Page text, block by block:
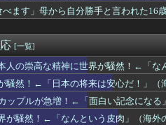
ラン競争で柵越えを連発「現役時代
少ないのは何故なんだ？母国ではみ
反応】
ャースは劇的サヨナラ負けで泥沼7連
【ポーランドボール】
ディングにMLBファン騒然！←「目を
起きることがこちら・・・」
審判への性接待がバレまくる！』、『
がライブ配信中に自殺、Kポップフ
べます」母から自分勝手と言われた16
[一覧]
人の崇高な精神に世界が騒然！←「な
騒然！←「日本の将来は安心だ！」（
ップルが急増！←「面白い記念になる
が騒然！←「なんという皮肉」（海外